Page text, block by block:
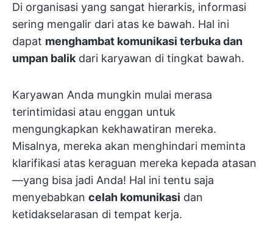
Di organisasi yang sangat hierarkis, informasi
sering mengalir dari atas ke bawah. Hal ini
dapat menghambat komunikasi terbuka dan
umpan balik dari karyawan di tingkat bawah.
Karyawan Anda mungkin mulai merasa
terintimidasi atau enggan untuk
mengungkapkan kekhawatiran mereka.
Misalnya, mereka akan menghindari meminta
klarifikasi atas keraguan mereka kepada atasan
—yang bisa jadi Anda! Hal ini tentu saja
menyebabkan celah komunikasi dan
ketidakselarasan di tempat kerja.